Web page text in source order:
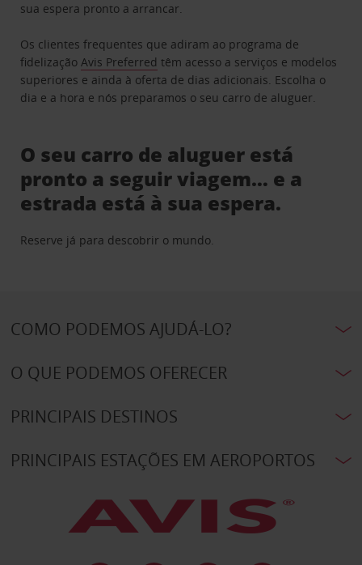
sua espera pronto a arrancar.
Os clientes frequentes que adiram ao programa de
fidelizaçãoAvis Preferred têm acesso a serviços e modelos
superiores e ainda à oferta de dias adicionais. Escolha o
dia e a hora e nós preparamos o seu carro de aluguer.
O seu carro de aluguer está
pronto a seguir viagem… e a
estrada está à sua espera.
Reserve já para descobrir o mundo.
COMO PODEMOS AJUDÁ-LO?
O QUE PODEMOS OFERECER
PRINCIPAIS DESTINOS
PRINCIPAIS ESTAÇÕES EM AEROPORTOS